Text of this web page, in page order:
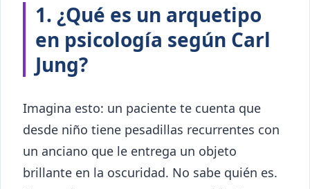
1. ¿Qué es un arquetipo
en psicología según Carl
Jung?
Imagina esto: un paciente te cuenta que
desde niño tiene pesadillas recurrentes con
un anciano que le entrega un objeto
brillante en la oscuridad. No sabe quién es.